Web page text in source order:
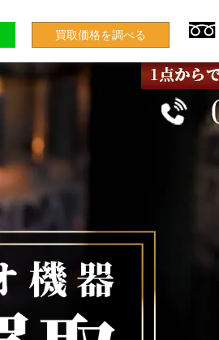
買取価格を調べる